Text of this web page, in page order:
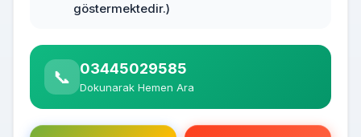
göstermektedir.)
📞 03445029585
Dokunarak Hemen Ara